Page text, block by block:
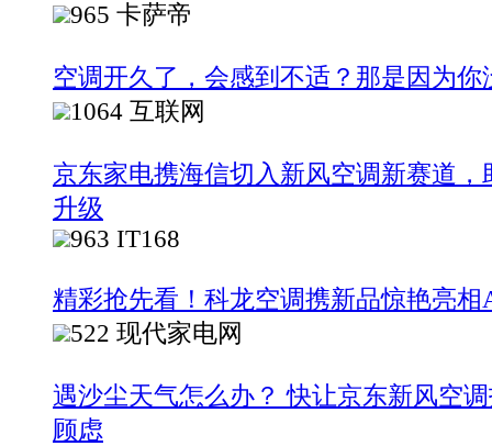
965 卡萨帝
空调开久了，会感到不适？那是因为你
1064 互联网
京东家电携海信切入新风空调新赛道，
升级
963 IT168
精彩抢先看！科龙空调携新品惊艳亮相
522 现代家电网
遇沙尘天气怎么办？ 快让京东新风空
顾虑